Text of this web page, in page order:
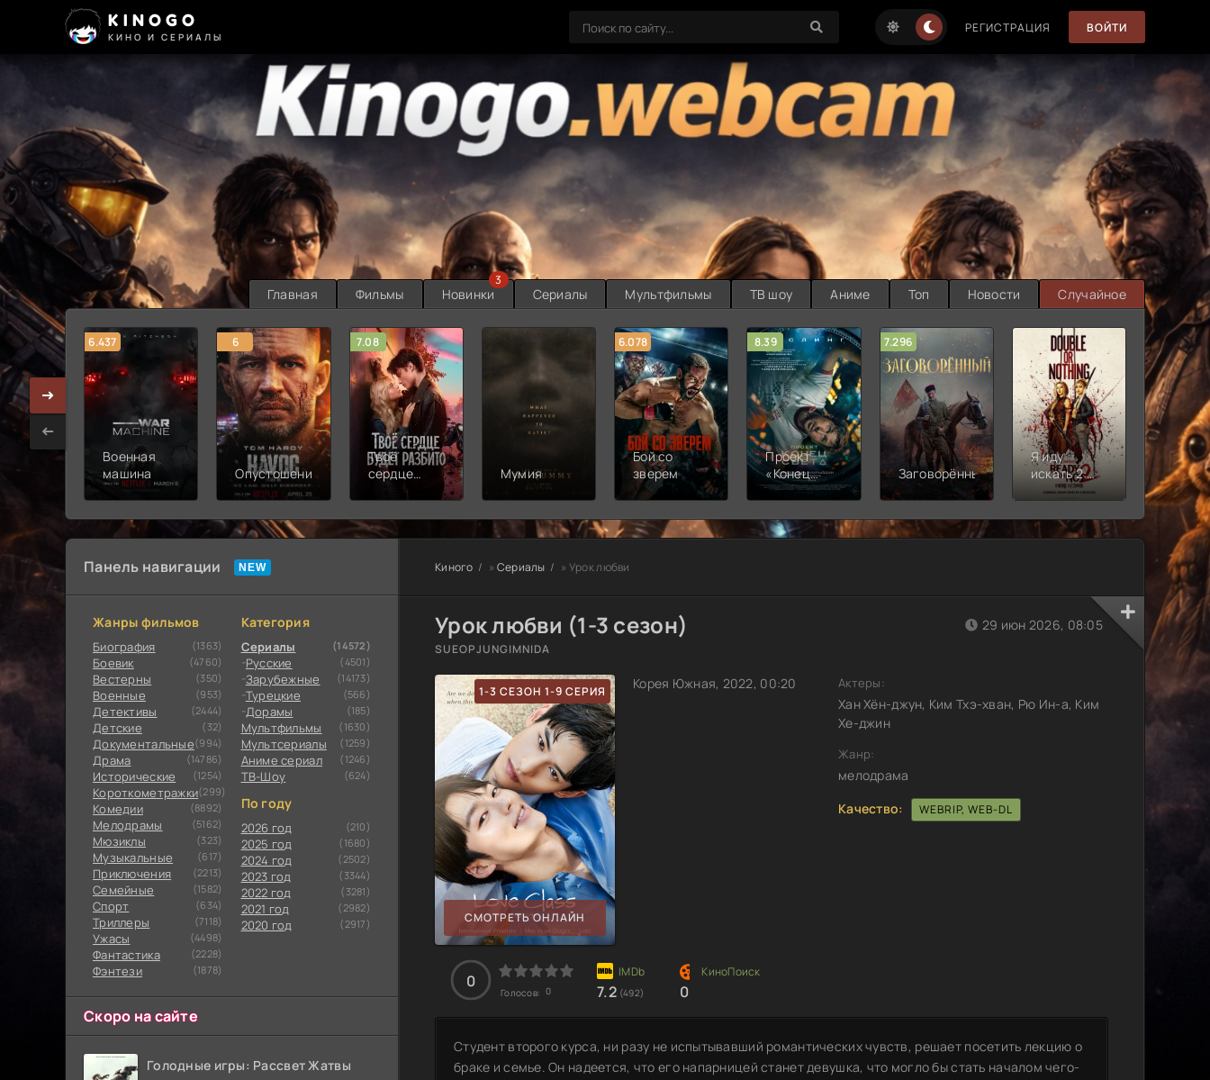
KINOGO
КИНО И СЕРИАЛЫ
РЕГИСТРАЦИЯ ВОЙТИ
Главная Фильмы Новинки
3
Сериалы Мультфильмы ТВ шоу Аниме Топ Новости Случайное
6.437
Военная
машина
6
Опустошение
7.08
Твоё
сердце
Мумия
6.078
Бой со
зверем
8.39
Проект
«Конец
света»
7.296
Заговорённый
Я иду
искать 2:
Вот и я
5.727
Лига
Кризис
Часть 2
Панель навигации
Жанры фильмов
Биография (1363)
Боевик (4760)
Вестерны (350)
Военные (953)
Детективы (2444)
Детские (32)
Документальные(994)
Драма (14786)
Исторические (1254)
Короткометражки(299)
Комедии (8892)
Мелодрамы (5162)
Мюзиклы (323)
Музыкальные (617)
Приключения (2213)
Семейные (1582)
Cпорт (634)
Триллеры (7118)
Ужасы (4498)
Фантастика (2228)
Фэнтези (1878)
Категория
Сериалы (14572)
Русские (4501)
Зарубежные (14173)
Турецкие (566)
Дорамы (185)
Мультфильмы (1630)
Мультсериалы (1259)
Аниме сериал (1246)
ТВ-Шоу (624)
По году
2026 год (210)
2025 год (1680)
2024 год (2502)
2023 год (3344)
2022 год (3281)
2021 год (2982)
2020 год (2917)
Скоро на сайте
Голодные игры: Рассвет Жатвы
Киного » Сериалы » Урок любви
Урок любви (1-3 сезон)
SUEOPJUNGIMNIDA
1-3 СЕЗОН 1-9 СЕРИЯ
СМОТРЕТЬ ОНЛАЙН
Корея Южная, 2022, 00:20
29 июн 2026, 08:05
Актеры:
Хан Хён-джун, Ким Тхэ-хван, Рю Ин-а, Ким
Хе-джин
Жанр:
мелодрама
Качество:
WEBRIP, WEB-DL
0
Голосов: 0 7.2 (492) 0
Студент второго курса, ни разу не испытывавший романтических чувств, решает посетить лекцию о
браке и семье. Он надеется, что его напарницей станет девушка, что могло бы стать началом чего-